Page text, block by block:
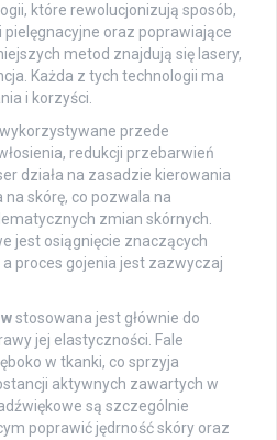
które rewolucjonizują sposób,
oraz poprawiające
metod znajdują się lasery,
Każda z tych technologii ma
i korzyści.
przede
redukcji przebarwień
działa na zasadzie kierowania
skórę, co pozwala na
zmian skórnych.
jest osiągnięcie znaczących
proces gojenia jest zazwyczaj
stosowana jest głównie do
jej elastyczności. Fale
w tkanki, co sprzyja
aktywnych zawartych w
są szczególnie
poprawić jędrność skóry oraz